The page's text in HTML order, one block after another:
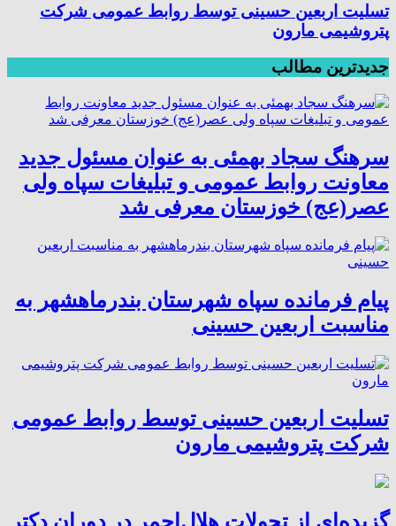
تسلیت اربعین حسینی توسط روابط عمومی شرکت
پتروشیمی مارون
جدیدترین مطالب
سرهنگ سجاد بهمئی به عنوان مسئول جدید
معاونت روابط عمومی و تبلیغات سپاه ولی
عصر(عج) خوزستان معرفی شد
پیام فرمانده سپاه شهرستان بندرماهشهر به
مناسبت اربعین حسینی
تسلیت اربعین حسینی توسط روابط عمومی
شرکت پتروشیمی مارون